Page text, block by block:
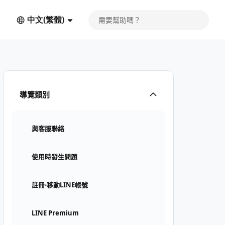
中文(繁體)
導覽類別
與客服聯絡
使用時發生問題
註冊⋅移動LINE帳號
LINE Premium